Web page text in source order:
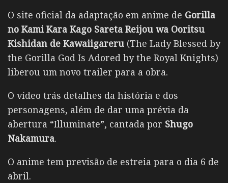
O site oficial da adaptação em anime de Gorilla
no Kami Kara Kago Sareta Reijou wa Ooritsu
Kishidan de Kawaiigareru (The Lady Blessed by
the Gorilla God Is Adored by the Royal Knights)
liberou um novo trailer para a obra.
O vídeo trás detalhes da história e dos
personagens, além de dar uma prévia da
abertura “Illuminate”, cantada por Shugo
Nakamura.
O anime tem previsão de estreia para o dia 6 de
abril.